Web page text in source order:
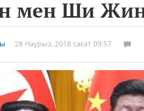
мен Ши
28 Наурыз, 2018 сағат 09:57